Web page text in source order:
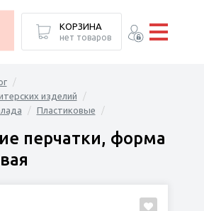
изделий
Пластиковые
перчатки, форма
КОРЗИНА
нет товаров